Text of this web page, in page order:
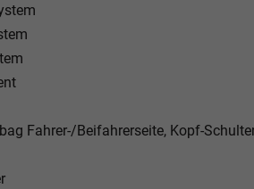
Fahrer-/Beifahrerseite, Kopf-